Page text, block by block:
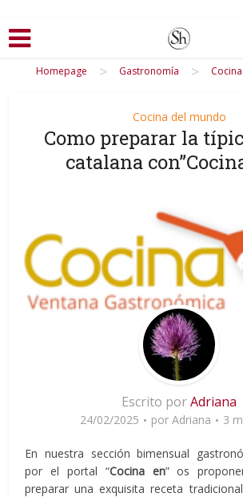
Homepage > Gastronomía >
Cocina del mundo
Como preparar la
catalana
Escrito porAdriana
24/02/2025 por Adriana 3
En nuestra sección bimensual
por el portal “Cocina en” os
preparar una exquisita receta